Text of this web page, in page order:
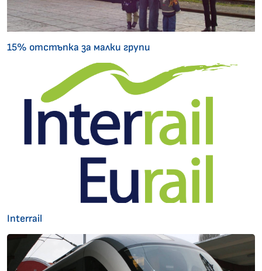
15% отстъпка за малки групи
Interrail